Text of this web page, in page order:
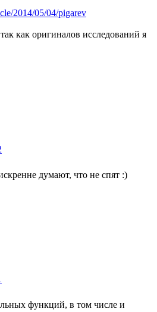
2014/05/04/pigarev
как оригиналов исследований я
думают, что не спят :)
функций, в том числе и